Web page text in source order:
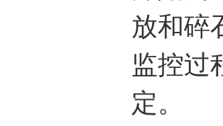
放和碎
监控过
定。